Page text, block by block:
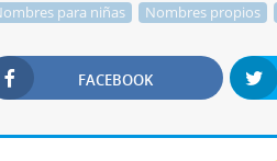
para niñas Nombres propios
FACEBOOK